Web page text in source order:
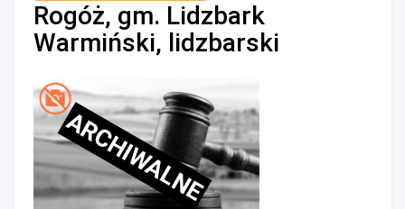
Rogóż, gm. Lidzbark
Warmiński, lidzbarski
ARCHIWALNE